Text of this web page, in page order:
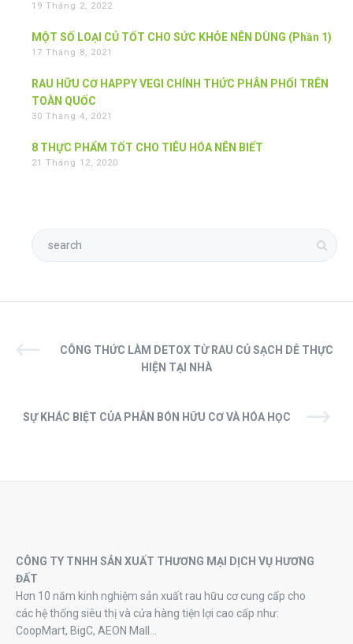
19 Tháng 2, 2022
MỘT SỐ LOẠI CỦ TỐT CHO SỨC KHỎE NÊN DÙNG (Phần 1)
17 Tháng 8, 2021
RAU HỮU CƠ HAPPY VEGI CHÍNH THỨC PHÂN PHỐI TRÊN
TOÀN QUỐC
30 Tháng 4, 2021
8 THỰC PHẨM TỐT CHO TIÊU HÓA NÊN BIẾT
21 Tháng 12, 2020
CÔNG THỨC LÀM DETOX TỪ RAU CỦ SẠCH DỄ THỰC
HIỆN TẠI NHÀ
SỰ KHÁC BIỆT CỦA PHÂN BÓN HỮU CƠ VÀ HÓA HỌC
CÔNG TY TNHH SẢN XUẤT THƯƠNG MẠI DỊCH VỤ HƯƠNG
ĐẤT
Hơn 10 năm kinh nghiệm sản xuất rau hữu cơ cung cấp cho
các hệ thống siêu thị và cửa hàng tiện lợi cao cấp như:
CoopMart, BigC, AEON Mall…